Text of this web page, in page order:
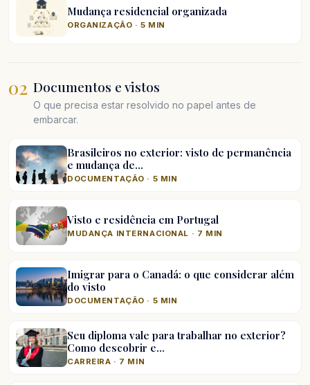
Mudança residencial organizada
ORGANIZAÇÃO · 5 MIN
02 Documentos e vistos
O que precisa estar resolvido no papel antes de
embarcar.
Brasileiros no exterior: visto de permanência
e mudança de…
DOCUMENTAÇÃO · 5 MIN
Visto e residência em Portugal
MUDANÇA INTERNACIONAL · 7 MIN
Imigrar para o Canadá: o que considerar além
do visto
DOCUMENTAÇÃO · 5 MIN
Seu diploma vale para trabalhar no exterior?
Como descobrir e…
CARREIRA · 7 MIN